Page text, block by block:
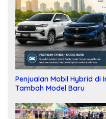
Penjualan Mobil Hybrid di
Tambah Model Baru